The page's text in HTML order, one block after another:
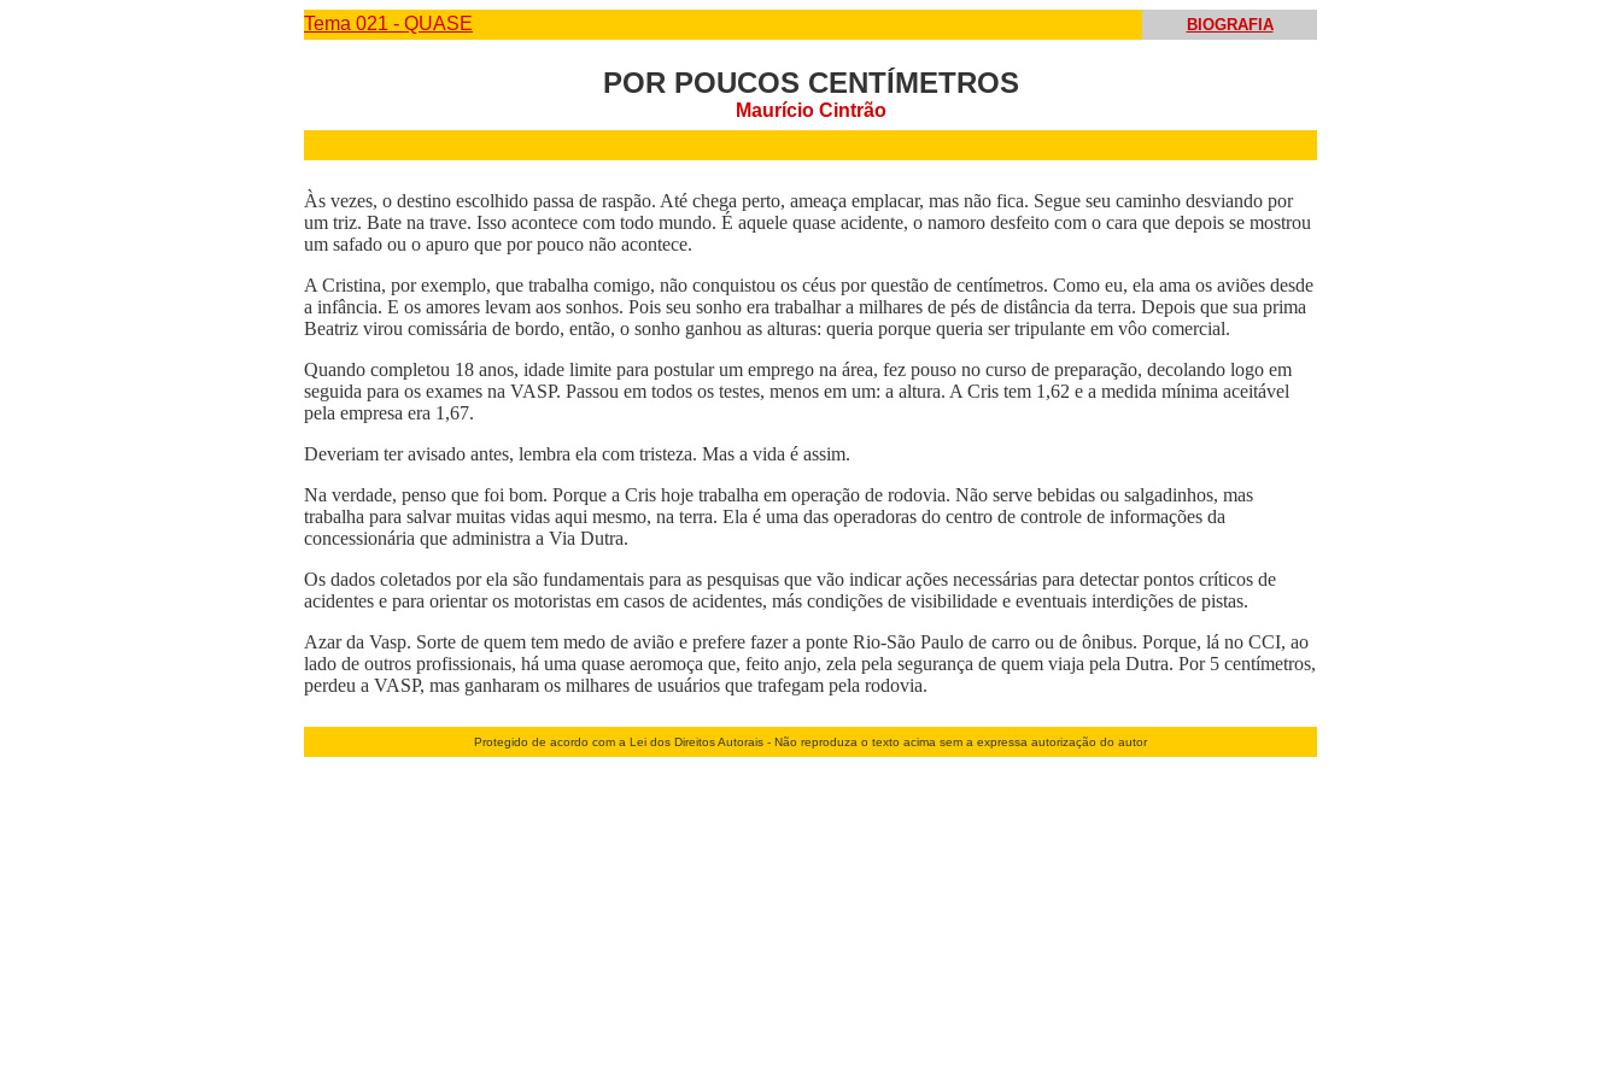
Tema 021 - QUASE BIOGRAFIA
POR POUCOS CENTÍMETROS
Maurício Cintrão
Às vezes, o destino escolhido passa de raspão. Até chega perto, ameaça emplacar, mas não fica. Segue seu caminho desviando por
um triz. Bate na trave. Isso acontece com todo mundo. É aquele quase acidente, o namoro desfeito com o cara que depois se mostrou
um safado ou o apuro que por pouco não acontece.
A Cristina, por exemplo, que trabalha comigo, não conquistou os céus por questão de centímetros. Como eu, ela ama os aviões desde
a infância. E os amores levam aos sonhos. Pois seu sonho era trabalhar a milhares de pés de distância da terra. Depois que sua prima
Beatriz virou comissária de bordo, então, o sonho ganhou as alturas: queria porque queria ser tripulante em vôo comercial.
Quando completou 18 anos, idade limite para postular um emprego na área, fez pouso no curso de preparação, decolando logo em
seguida para os exames na VASP. Passou em todos os testes, menos em um: a altura. A Cris tem 1,62 e a medida mínima aceitável
pela empresa era 1,67.
Deveriam ter avisado antes, lembra ela com tristeza. Mas a vida é assim.
Na verdade, penso que foi bom. Porque a Cris hoje trabalha em operação de rodovia. Não serve bebidas ou salgadinhos, mas
trabalha para salvar muitas vidas aqui mesmo, na terra. Ela é uma das operadoras do centro de controle de informações da
concessionária que administra a Via Dutra.
Os dados coletados por ela são fundamentais para as pesquisas que vão indicar ações necessárias para detectar pontos críticos de
acidentes e para orientar os motoristas em casos de acidentes, más condições de visibilidade e eventuais interdições de pistas.
Azar da Vasp. Sorte de quem tem medo de avião e prefere fazer a ponte Rio-São Paulo de carro ou de ônibus. Porque, lá no CCI, ao
lado de outros profissionais, há uma quase aeromoça que, feito anjo, zela pela segurança de quem viaja pela Dutra. Por 5 centímetros,
perdeu a VASP, mas ganharam os milhares de usuários que trafegam pela rodovia.
Protegido de acordo com a Lei dos Direitos Autorais - Não reproduza o texto acima sem a expressa autorização do autor